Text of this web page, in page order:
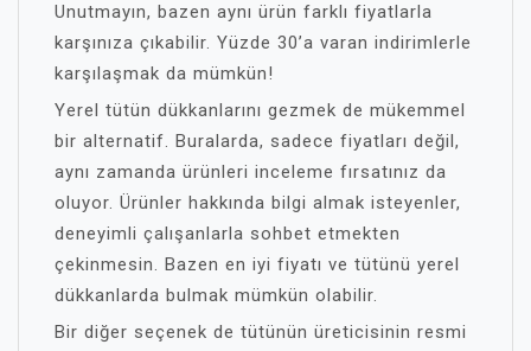
Unutmayın, bazen aynı ürün farklı fiyatlarla
karşınıza çıkabilir. Yüzde 30’a varan indirimlerle
karşılaşmak da mümkün!
Yerel tütün dükkanlarını gezmek de mükemmel
bir alternatif. Buralarda, sadece fiyatları değil,
aynı zamanda ürünleri inceleme fırsatınız da
oluyor. Ürünler hakkında bilgi almak isteyenler,
deneyimli çalışanlarla sohbet etmekten
çekinmesin. Bazen en iyi fiyatı ve tütünü yerel
dükkanlarda bulmak mümkün olabilir.
Bir diğer seçenek de tütünün üreticisinin resmi